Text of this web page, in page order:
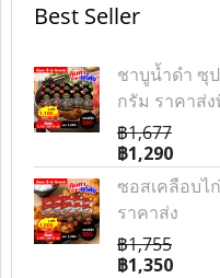
Best Seller
ชาบูน้ำดำ ซุ
กรัม ราคาส่ง
฿1,677
฿1,290
ซอสเคลือบไ
ราคาส่ง
฿1,755
฿1,350